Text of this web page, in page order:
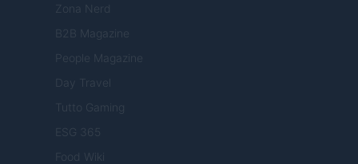
Zona Nerd
B2B Magazine
People Magazine
Day Travel
Tutto Gaming
ESG 365
Food Wiki